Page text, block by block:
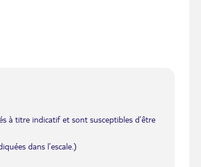
à titre indicatif et sont susceptibles d’être
dans l’escale.)